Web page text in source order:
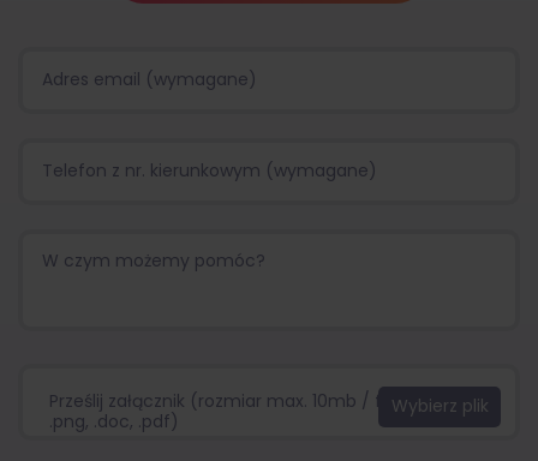
Prześlij załącznik (rozmiar max. 10mb / format:.jpg,
.png, .doc, .pdf)